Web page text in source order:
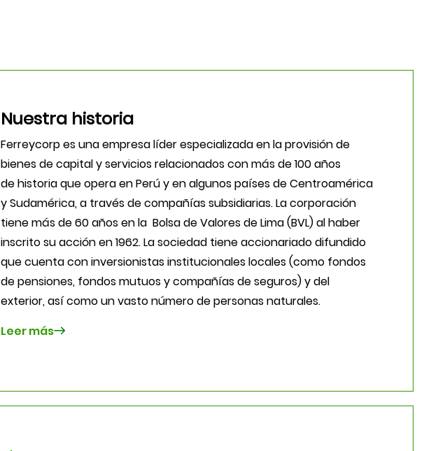
Nuestra historia
Ferreycorp es una empresa líder especializada en la provisión de
bienes de capital y servicios relacionados con más de 100 años
dehistoriaque opera en Perú y en algunos países de Centroamérica
y Sudamérica, a través de compañías subsidiarias. La corporación
tiene más de 60 años en la Bolsa de Valores de Lima (BVL) al haber
inscrito su acción en 1962. La sociedad tiene accionariado difundido
que cuenta con inversionistas institucionales locales (como fondos
de pensiones, fondos mutuos y compañías de seguros) y del
exterior, así como un vasto número de personas naturales.
Leer más